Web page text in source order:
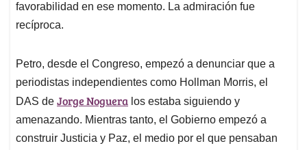
favorabilidad en ese momento. La admiración fue
recíproca.
Petro, desde el Congreso, empezó a denunciar que a
periodistas independientes como Hollman Morris, el
DAS de Jorge Noguera los estaba siguiendo y
amenazando. Mientras tanto, el Gobierno empezó a
construir Justicia y Paz, el medio por el que pensaban